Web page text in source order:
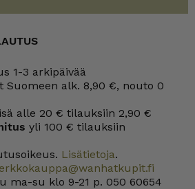
1-3 arkipäivää
Suomeen alk. 8,90 €, nouto 0
alle 20 € tilauksiin 2,90 €
yli 100 € tilauksiin
Lisätietoja.
ma-su klo 9-21 p. 050 60654